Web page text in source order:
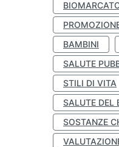
BAMBINI
SALUTE
STILI DI VITA
SALUTE DEL
SOSTANZE